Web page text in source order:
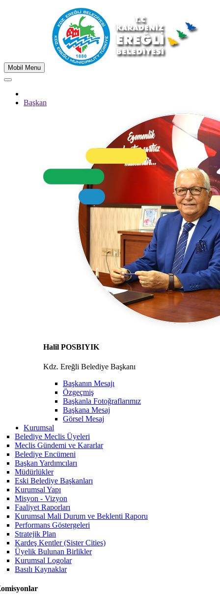
Mobil Menu
Başkan
Halil POSBIYIK
Kdz. Ereğli Belediye Başkanı
Başkanın Mesajı
Özgeçmiş
Başkanla Fotoğraflarımız
Başkana Mesaj
Görsel Mesaj
Kurumsal
Belediye Meclis Üyeleri
Meclis Gündemi ve Kararlar
Belediye Encümeni
Başkan Yardımcıları
Müdürlükler
Eski Belediye Başkanları
Kurumsal Yapı
Misyon - Vizyon
Faaliyet Raporları
Kurumsal Mali Durum ve Beklenti Raporu
Performans Göstergeleri
Stratejik Plan
Kardeş Kentler (Sister Cities)
Üyelik Bulunan Birlikler
Kurumsal Logolar
Basılı Kaynaklar